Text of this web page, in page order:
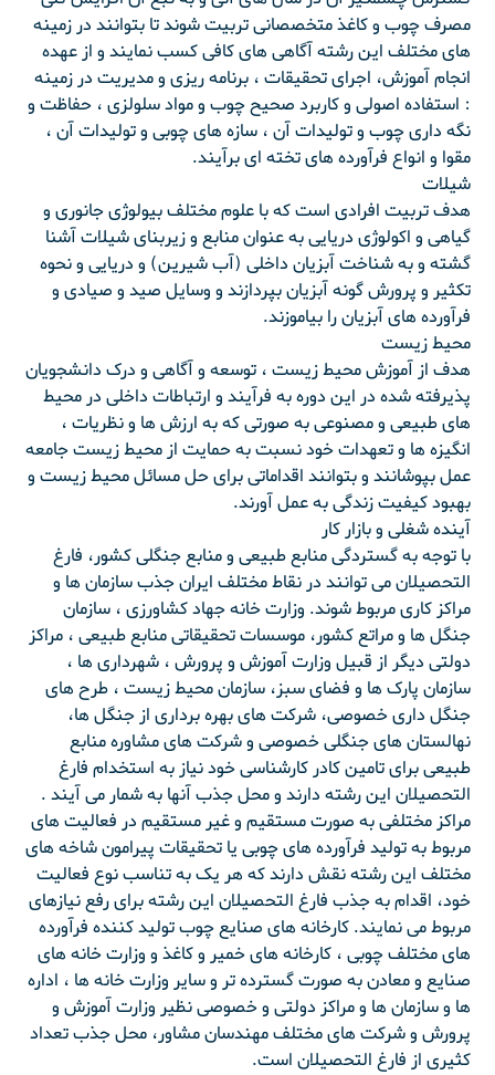
مصرف چوب و کاغذ متخصصانی تربیت شوند تا بتوانند در زمینه
های مختلف این رشته آگاهی های کافی کسب نمایند و از عهده
انجام آموزش، اجرای تحقیقات ، برنامه ریزی و مدیریت در زمینه
: استفاده اصولی و کاربرد صحیح چوب و مواد سلولزی ، حفاظت و
نگه داری چوب و تولیدات آن ، سازه های چوبی و تولیدات آن ،
مقوا و انواع فرآورده های تخته ای برآیند.
شیلات
هدف تربیت افرادی است که با علوم مختلف بیولوژی جانوری و
گیاهی و اکولوژی دریایی به عنوان منابع و زیربنای شیلات آشنا
گشته و به شناخت آبزیان داخلی (آب شیرین) و دریایی و نحوه
تکثیر و پرورش گونه آبزیان بپردازند و وسایل صید و صیادی و
فرآورده های آبزیان را بیاموزند.
محیط زیست
هدف از آموزش محیط زیست ، توسعه و آگاهی و درک دانشجویان
پذیرفته شده در این دوره به فرآیند و ارتباطات داخلی در محیط
های طبیعی و مصنوعی به صورتی که به ارزش ها و نظریات ،
انگیزه ها و تعهدات خود نسبت به حمایت از محیط زیست جامعه
عمل بپوشانند و بتوانند اقداماتی برای حل مسائل محیط زیست و
بهبود کیفیت زندگی به عمل آورند.
آینده شغلی و بازار کار
با توجه به گستردگی منابع طبیعی و منابع جنگلی کشور، فارغ
التحصیلان می توانند در نقاط مختلف ایران جذب سازمان ها و
مراکز کاری مربوط شوند. وزارت خانه جهاد کشاورزی ، سازمان
جنگل ها و مراتع کشور، موسسات تحقیقاتی منابع طبیعی ، مراکز
دولتی دیگر از قبیل وزارت آموزش و پرورش ، شهرداری ها ،
سازمان پارک ها و فضای سبز، سازمان محیط زیست ، طرح های
جنگل داری خصوصی، شرکت های بهره برداری از جنگل ها،
نهالستان های جنگلی خصوصی و شرکت های مشاوره منابع
طبیعی برای تامین کادر کارشناسی خود نیاز به استخدام فارغ
التحصیلان این رشته دارند و محل جذب آنها به شمار می آیند .
مراکز مختلفی به صورت مستقیم و غیر مستقیم در فعالیت های
مربوط به تولید فرآورده های چوبی یا تحقیقات پیرامون شاخه های
مختلف این رشته نقش دارند که هر یک به تناسب نوع فعالیت
خود، اقدام به جذب فارغ التحصیلان این رشته برای رفع نیازهای
مربوط می نمایند. کارخانه های صنایع چوب تولید کننده فرآورده
های مختلف چوبی ، کارخانه های خمیر و کاغذ و وزارت خانه های
صنایع و معادن به صورت گسترده تر و سایر وزارت خانه ها ، اداره
ها و سازمان ها و مراکز دولتی و خصوصی نظیر وزارت آموزش و
پرورش و شرکت های مختلف مهندسان مشاور، محل جذب تعداد
کثیری از فارغ التحصیلان است.